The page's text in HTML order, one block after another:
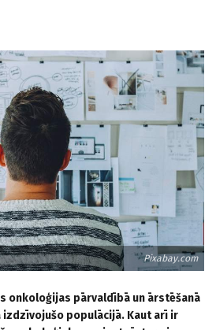
Pixabay.com
onkoloģijas pārvaldībā un ārstēšanā
populācijā. Kaut arī ir